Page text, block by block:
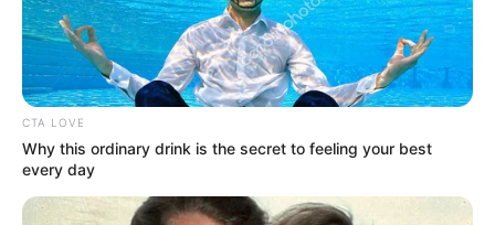
Collage Alerta Bogotá - X: @BomberosBogota
Emergencia por incendio en Fontibón: columnas de humo
y caos vial
Por: July Morales
Agosto 3, 2025
CTA LOVE
Why this ordinary drink is the secret to feeling your best
every day